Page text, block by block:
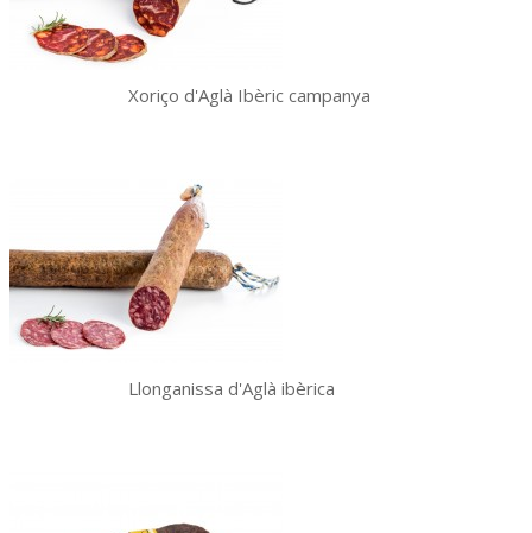
Xoriço d'Aglà Ibèric campanya
Llonganissa d'Aglà ibèrica